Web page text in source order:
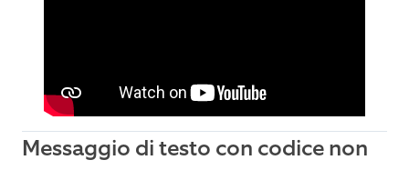
Messaggio di testo con codice non